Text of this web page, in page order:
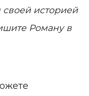
своей историей
Роману в